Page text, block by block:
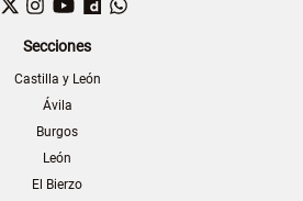
Secciones
Castilla y León
Ávila
Burgos
León
El Bierzo